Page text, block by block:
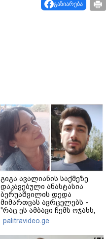
გაზიარება
გიგა ავალიანის საქმეზე
დაკავებული ანასტასია
ბერუაშვილის დედა
მიმართვას ავრცელებს -
"რაც ეს ამბავი ჩემს ოჯახს,
ჩემს ანასტასიას გადახდა
თავს, მის მერე მე მე არ
ვარ"
palitravideo.ge